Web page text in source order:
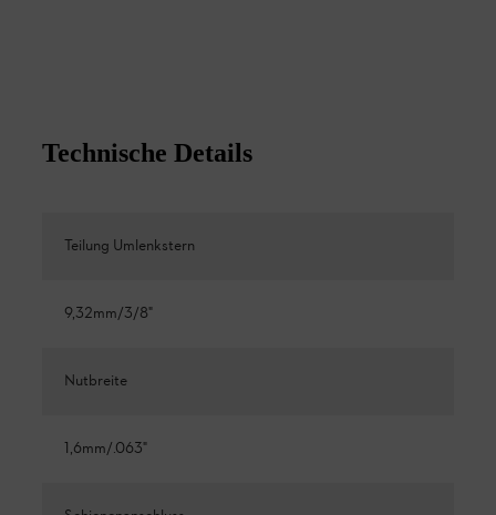
Technische Details
Teilung Umlenkstern
9,32mm/3/8"
Nutbreite
1,6mm/.063"